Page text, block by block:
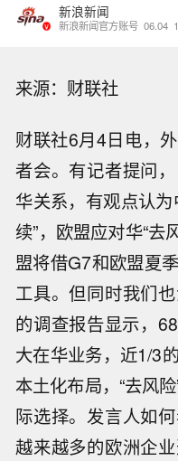
新浪新闻
新浪新闻官方账号 06.04
来源：财联社
财联社6月4日电，
者会。有记者提问
华关系，有观点认
续”，欧盟应对华“去
盟将借G7和欧盟夏
工具。但同时我们
的调查报告显示，
大在华业务，近1/3
本土化布局，“去风
际选择。发言人如
越来越多的欧洲企